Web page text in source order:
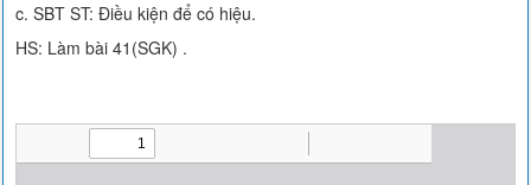
c. SBT ST: Điều kiện để có hiệu.
HS: Làm bài 41(SGK) .